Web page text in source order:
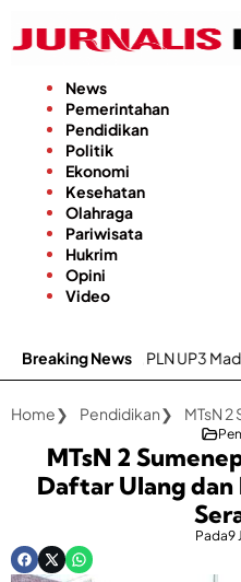
konten
News
Pemerintahan
Pendidikan
Politik
Ekonomi
Kesehatan
Olahraga
Pariwisata
Hukrim
Opini
Video
Breaking News
PLN UP3 Madura Luncurkan
Home Pendidikan
MTsN 2
Daftar Ulang
Pada9